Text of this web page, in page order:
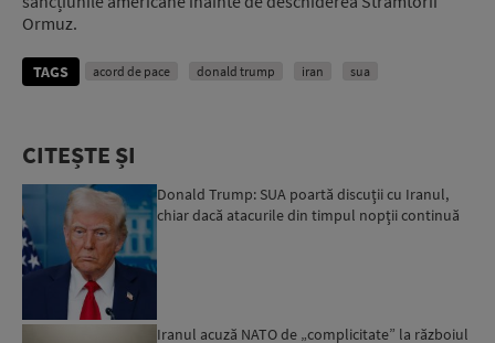
Ormuz.
TAGS acord de pace donald trump iran sua
CITEȘTE ȘI
Donald Trump: SUA poartă discuţii cu Iranul,
chiar dacă atacurile din timpul nopţii continuă
Iranul acuză NATO de „complicitate” la războiul